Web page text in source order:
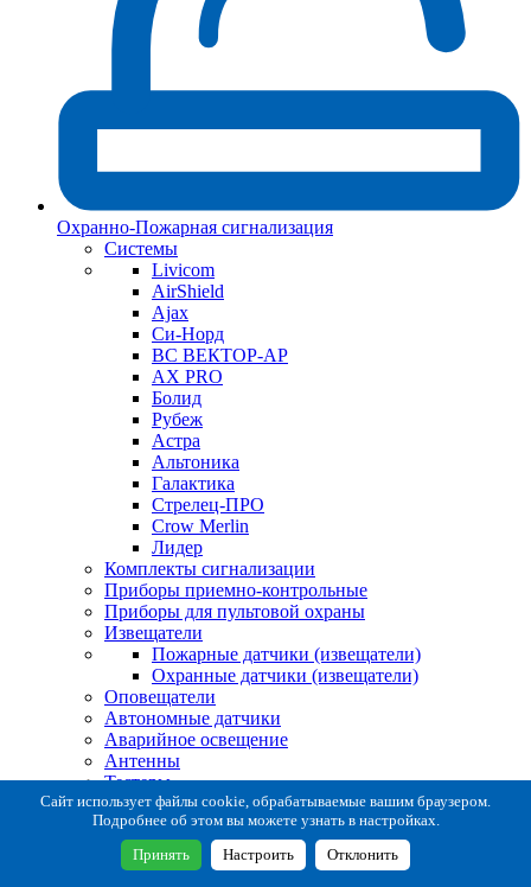
Охранно-Пожарная сигнализация
Системы
Livicom
AirShield
Ajax
Си-Норд
ВС ВЕКТОР-АР
AX PRO
Болид
Рубеж
Астра
Альтоника
Галактика
Стрелец-ПРО
Crow Merlin
Лидер
Комплекты сигнализации
Приборы приемно-контрольные
Приборы для пультовой охраны
Извещатели
Пожарные датчики (извещатели)
Охранные датчики (извещатели)
Оповещатели
Автономные датчики
Аварийное освещение
Антенны
Тестеры
Система сбора извещений
Расходные и монтажные материалы
Коробки коммутационные
Кронштейны для извещателей
Сайт использует файлы cookie, обрабатываемые вашим браузером.
Подробнее об этом вы можете узнать в настройках.
Принять Настроить Отклонить